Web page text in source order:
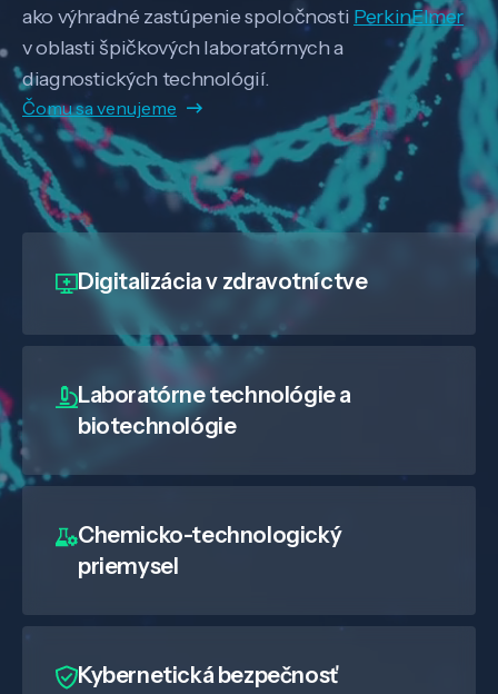
ako výhradné zastúpenie spoločnosti PerkinElmer
v oblasti špičkových laboratórnych a
diagnostických technológií.
Čomu sa venujeme
Digitalizáciav zdravotníctve
Laboratórne technológie a
biotechnológie
Chemicko-technologický
priemysel
Kybernetická bezpečnosť